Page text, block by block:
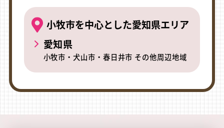
小牧市を中心とした愛知県エリア
愛知県
小牧市・犬山市・春日井市 その他周辺地域